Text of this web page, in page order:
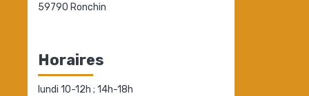
59790 Ronchin
Horaires
lundi 10-12h ; 14h-18h